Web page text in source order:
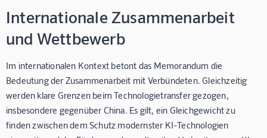
Internationale Zusammenarbeit
und Wettbewerb
Im internationalen Kontext betont das Memorandum die
Bedeutung der Zusammenarbeit mit Verbündeten. Gleichzeitig
werden klare Grenzen beim Technologietransfer gezogen,
insbesondere gegenüber China. Es gilt, ein Gleichgewicht zu
finden zwischen dem Schutz modernster KI-Technologien